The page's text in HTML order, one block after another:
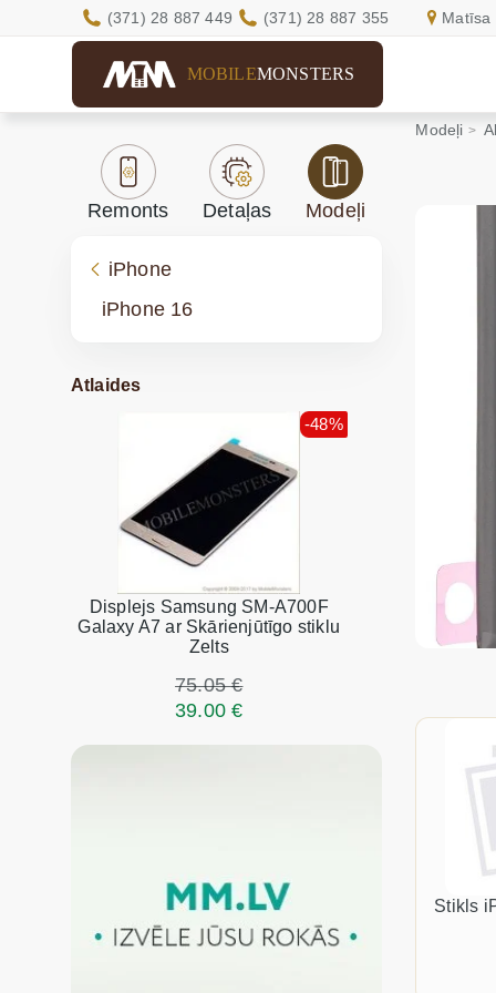
(371) 28 887 449 (371) 28 887 355 Matīsa
MOBILEMONSTERS
Remonts Detaļas Modeļi
iPhone
iPhone 16
Atlaides
Displejs Samsung SM-A700F
Galaxy A7 ar Skārienjūtīgo stiklu
Zelts
-48%
75.05 €
39.00 €
Modeļi
Stikls